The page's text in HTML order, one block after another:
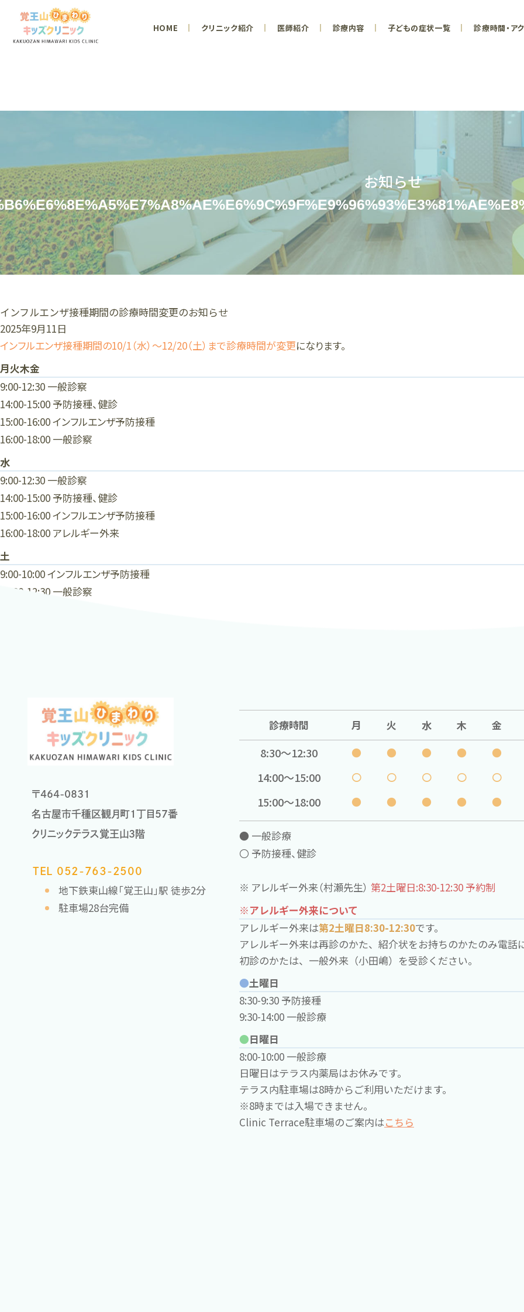
HOME クリニック紹介 医師紹介 診療内容 子どもの症状一覧 診療時間・ア
お知らせ
インフルエンザ接種期間の診療時間変更のお知らせ
2025年9月11日
インフルエンザ接種期間の10/1（水）～12/20（土）まで診療時間が変更になります。
月火木金
9:00-12:30 一般診察
14:00-15:00 予防接種、健診
15:00-16:00 インフルエンザ予防接種
16:00-18:00 一般診察
水
9:00-12:30 一般診察
14:00-15:00 予防接種、健診
15:00-16:00 インフルエンザ予防接種
16:00-18:00 アレルギー外来
土
9:00-10:00 インフルエンザ予防接種
10:00-12:30 一般診察
〒464-0831
名古屋市千種区観月町1丁目57番
クリニックテラス覚王山3階
TEL 052-763-2500
地下鉄東山線「覚王山」駅 徒歩2分
駐車場28台完備
診療時間 月 火 水 木 金
8:30〜12:30 ● ● ● ● ●
14:00〜15:00 〇 〇 〇 〇 〇
15:00〜18:00 ● ● ● ● ●
● 一般診療
〇 予防接種、健診
※ アレルギー外来（村瀬先生） 第2土曜日:8:30-12:30 予約制
※アレルギー外来について
アレルギー外来は第2土曜日8:30-12:30です。
アレルギー外来は再診のかた、紹介状をお持ちのかたのみ電話
初診のかたは、一般外来（小田嶋）を受診ください。
●土曜日
8:30-9:30 予防接種
9:30-14:00 一般診療
●日曜日
8:00-10:00 一般診療
日曜日はテラス内薬局はお休みです。
テラス内駐車場は8時からご利用いただけます。
※8時までは入場できません。
Clinic Terrace駐車場のご案内はこちら